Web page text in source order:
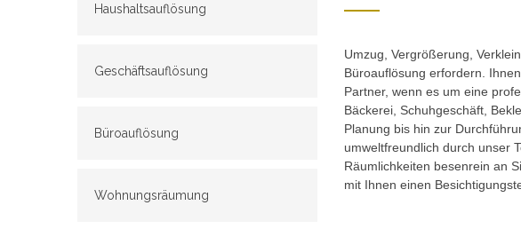
Haushaltsauflösung
Geschäftsauflösung
Büroauflösung
Wohnungsräumung
Umzug, Vergrößerung,
Büroauflösung erfordern.
Partner, wenn es um eine
Bäckerei, Schuhgeschäft,
Planung bis hin zur
umweltfreundlich durch unser
Räumlichkeiten besenrein an
mit Ihnen einen